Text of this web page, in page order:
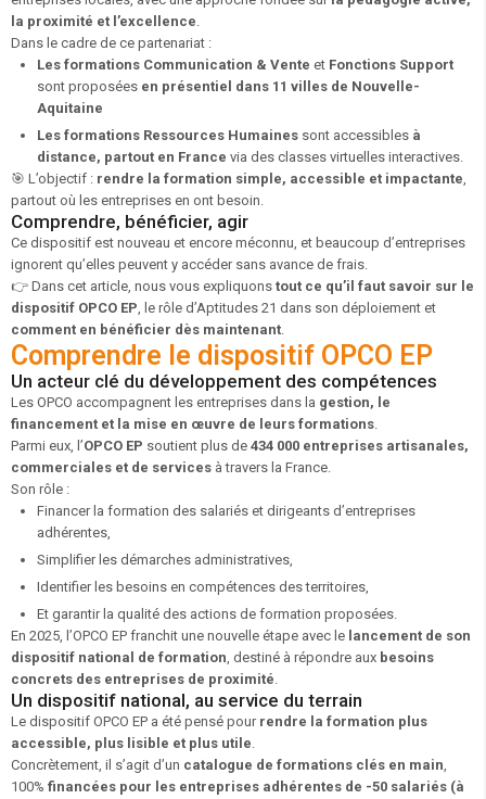
la proximité et l’excellence.
Dans le cadre de ce partenariat :
Les formations Communication & Vente et Fonctions Support
sont proposées en présentiel dans 11 villes de Nouvelle-
Aquitaine
Les formations Ressources Humaines sont accessibles à
distance, partout en France via des classes virtuelles interactives.
🎯 L’objectif : rendre la formation simple, accessible et impactante,
partout où les entreprises en ont besoin.
Comprendre, bénéficier, agir
Ce dispositif est nouveau et encore méconnu, et beaucoup d’entreprises
ignorent qu’elles peuvent y accéder sans avance de frais.
👉 Dans cet article, nous vous expliquons tout ce qu’il faut savoir sur le
dispositif OPCO EP, le rôle d’Aptitudes 21 dans son déploiement et
comment en bénéficier dès maintenant.
Comprendre le dispositif OPCO EP
Un acteur clé du développement des compétences
Les OPCO accompagnent les entreprises dans la gestion, le
financement et la mise en œuvre de leurs formations.
Parmi eux, l’OPCO EP soutient plus de 434 000 entreprises artisanales,
commerciales et de services à travers la France.
Son rôle :
Financer la formation des salariés et dirigeants d’entreprises
adhérentes,
Simplifier les démarches administratives,
Identifier les besoins en compétences des territoires,
Et garantir la qualité des actions de formation proposées.
En 2025, l’OPCO EP franchit une nouvelle étape avec le lancement de son
dispositif national de formation, destiné à répondre aux besoins
concrets des entreprises de proximité.
Un dispositif national, au service du terrain
Le dispositif OPCO EP a été pensé pour rendre la formation plus
accessible, plus lisible et plus utile.
Concrètement, il s’agit d’un catalogue de formations clés en main,
100% financées pour les entreprises adhérentes de -50 salariés (à